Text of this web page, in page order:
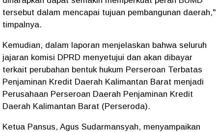
tersebut dalam mencapai tujuan pembangunan daerah,"
timpalnya.
Kemudian, dalam laporan menjelaskan bahwa seluruh
jajaran komisi DPRD menyetujui dan akan dibayar
terkait perubahan bentuk hukum Perseroan Terbatas
Penjaminan Kredit Daerah Kalimantan Barat menjadi
Perusahaan Perseroan Daerah Penjaminan Kredit
Daerah Kalimantan Barat (Perseroda).
Ketua Pansus, Agus Sudarmansyah, menyampaikan